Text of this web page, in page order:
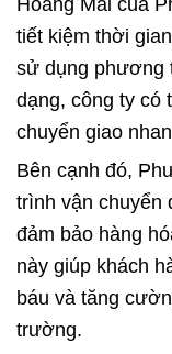
tiết kiệm thời
sử dụng phương
dạng, công ty có
chuyển giao
Bên cạnh đó,
trình vận chuyển
đảm bảo hàng
này giúp khách
báu và tăng
trường.